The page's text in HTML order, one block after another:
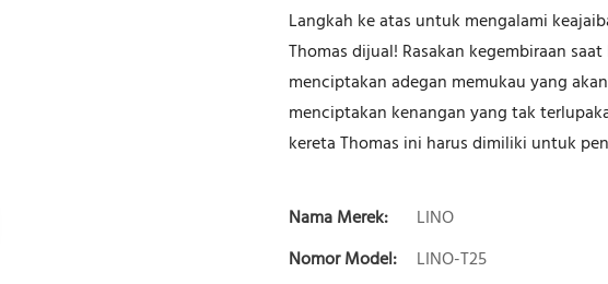
Langkah ke atas untuk mengalami
Thomas dijual! Rasakan kegembiraan
menciptakan adegan memukau yang
menciptakan kenangan yang tak
kereta Thomas ini harus dimiliki untuk
Nama Merek:
LINO
Nomor Model:
LINO-T25